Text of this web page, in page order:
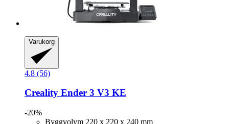
Varukorg
4.8 (56)
Creality Ender 3 V3 KE
-20%
Byggvolym 220 x 220 x 240 mm